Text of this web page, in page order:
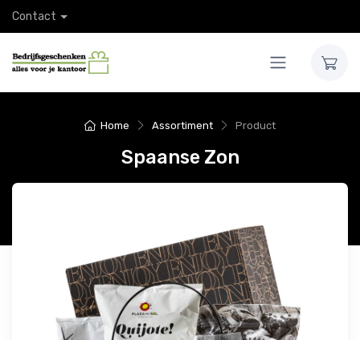
Contact
Home Assortiment Product
Spaanse Zon